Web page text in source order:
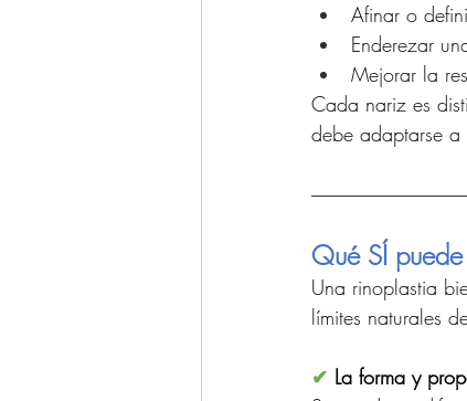
Afinar o
Enderezar
Mejorar la
Cada nariz es
debe adaptarse
Qué SÍ
Una rinoplastia
límites naturales
✔ La forma y